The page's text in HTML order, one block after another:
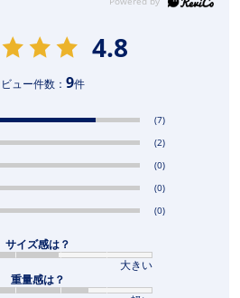
4.8
ュー件数：9件
(7)
(2)
(0)
(0)
(0)
サイズ感は？
大きい
重量感は？